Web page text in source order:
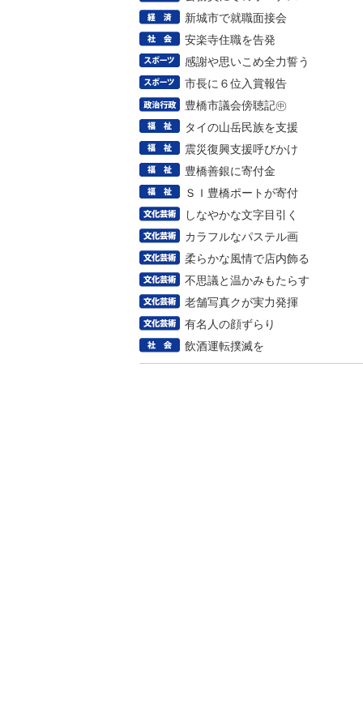
新城市で就職面接会
安楽寺住職を告発
感謝や思いこめ全力誓う
市長に６位入賞報告
豊橋市議会傍聴記㊥
タイの山岳民族を支援
震災復興支援呼びかけ
豊橋善銀に寄付金
ＳＩ豊橋ポートが寄付
しなやかな文字目引く
カラフルなパステル画
柔らかな風情で店内飾る
不思議と温かみもたらす
老舗写真クが実力発揮
有名人の顔ずらり
飲酒運転撲滅を